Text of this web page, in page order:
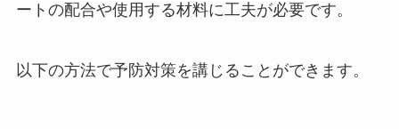
ートの配合や使用する材料に工夫が必要です。
以下の方法で予防対策を講じることができます。